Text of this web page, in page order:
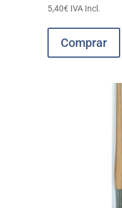
5,40€ IVA Incl.
Comprar